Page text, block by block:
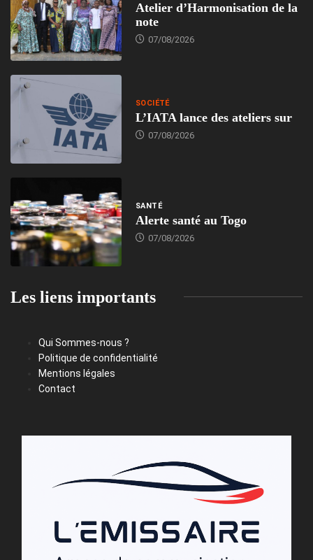
Atelier d’Harmonisation de la
note
07/08/2026
SOCIÉTÉ
L’IATA lance des ateliers sur
07/08/2026
SANTÉ
Alerte santé au Togo
07/08/2026
Les liens importants
Qui Sommes-nous ?
Politique de confidentialité
Mentions légales
Contact